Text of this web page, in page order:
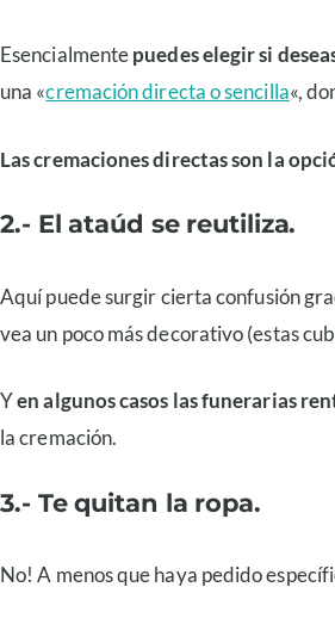
Esencialmentepuedes elegir si
una «cremación directa o sencilla«,
Las cremaciones directas son la
2.- El ataúd se reutiliza.
Aquí puede surgir cierta confusión
vea un poco más decorativo (estas
Yen algunos casos las funerarias
la cremación.
3.- Te quitan la ropa.
No! A menos que haya pedido